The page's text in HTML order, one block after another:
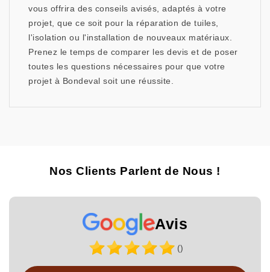
vous offrira des conseils avisés, adaptés à votre
projet, que ce soit pour la réparation de tuiles,
l'isolation ou l'installation de nouveaux matériaux.
Prenez le temps de comparer les devis et de poser
toutes les questions nécessaires pour que votre
projet à Bondeval soit une réussite.
Nos Clients Parlent de Nous !
Avis
()